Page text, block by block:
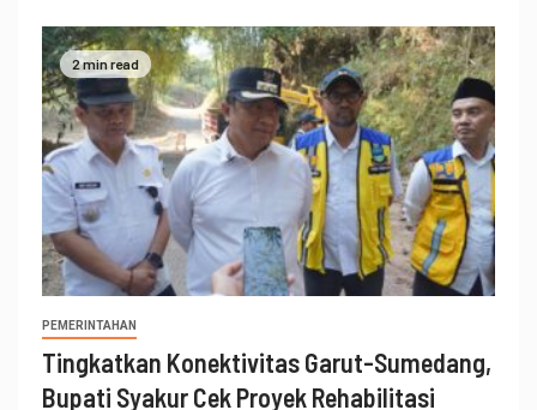
2 min read
PEMERINTAHAN
Tingkatkan Konektivitas Garut-Sumedang,
Bupati Syakur Cek Proyek Rehabilitasi